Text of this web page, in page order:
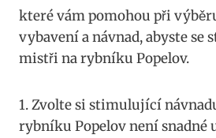
které vám pomohou při
vybavení a návnad, abyste se
mistři na rybníku Popelov.
1. Zvolte si stimulující
rybníku Popelov není snadné